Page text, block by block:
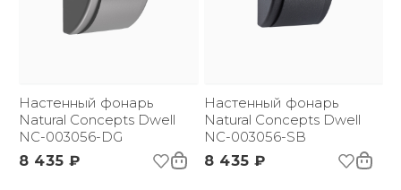
Настенный фонарь
Natural Concepts Dwell
NC-003056-DG
8 435 ₽
Настенный фонарь
Natural Concepts Dwell
NC-003056-SB
8 435 ₽